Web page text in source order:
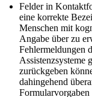
Felder in
eine korrekte
Menschen mit
Angabe über zu
Fehlermeldungen
Assistenzsysteme
zurückgeben
dahingehend